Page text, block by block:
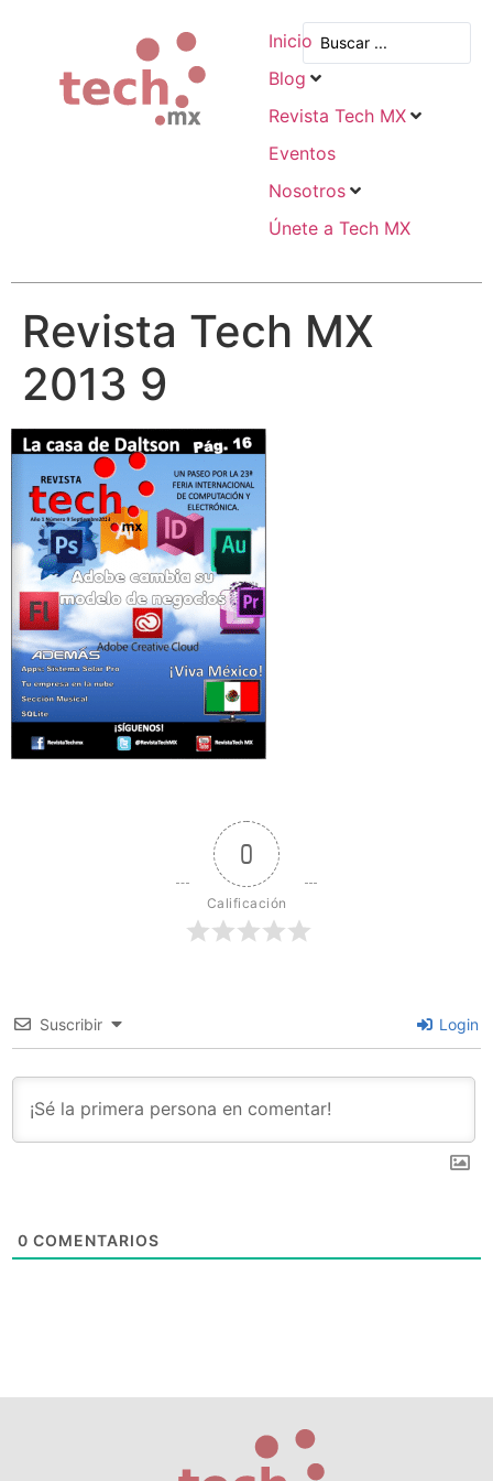
Inicio
Blog
Revista Tech MX
Eventos
Nosotros
Únete a Tech MX
Revista Tech MX
2013 9
0
Calificación
Suscribir Login
0 COMENTARIOS